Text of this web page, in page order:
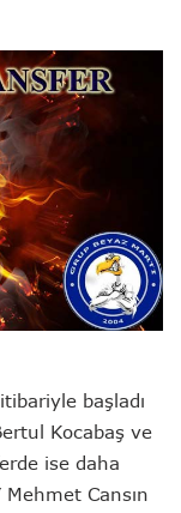
başladı
Kocabaş ve
ise daha
Mehmet Cansın